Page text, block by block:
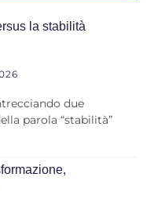
la stabilità
due
parola “stabilità”